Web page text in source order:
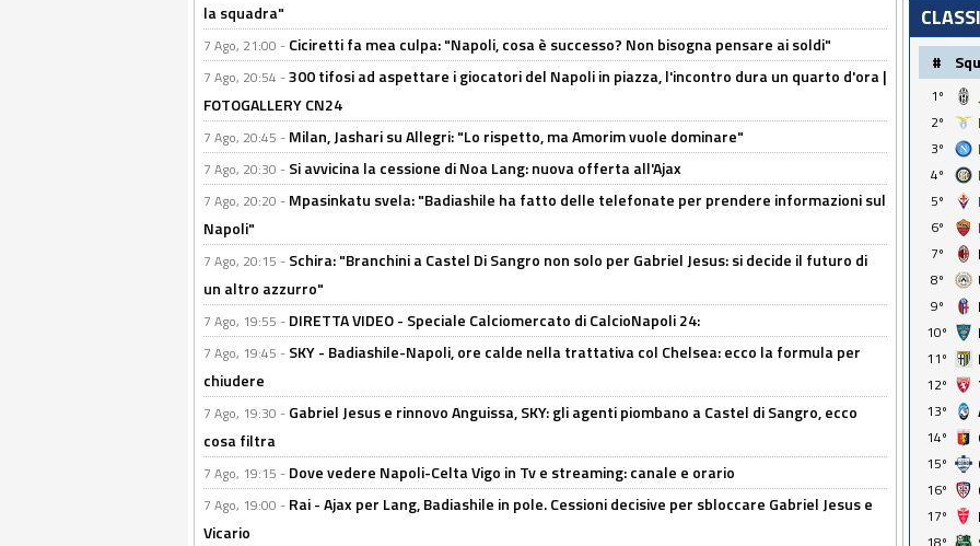
la squadra"
7 Ago, 21:00 - Ciciretti fa mea culpa: "Napoli, cosa è successo? Non bisogna pensare ai soldi"
7 Ago, 20:54 -300 tifosi ad aspettare i giocatori del Napoli in piazza, l'incontro dura un quarto d'ora |
FOTOGALLERY CN24
7 Ago, 20:45 - Milan, Jashari su Allegri: "Lo rispetto, ma Amorim vuole dominare"
7 Ago, 20:30 - Si avvicina la cessione di Noa Lang: nuova offerta all'Ajax
7 Ago, 20:20 - Mpasinkatu svela: "Badiashile ha fatto delle telefonate per prendere informazioni sul
Napoli"
7 Ago, 20:15 - Schira: "Branchini a Castel Di Sangro non solo per Gabriel Jesus: si decide il futuro di
un altro azzurro"
7 Ago, 19:55 - DIRETTA VIDEO - Speciale Calciomercato di CalcioNapoli 24:
7 Ago, 19:45 - SKY - Badiashile-Napoli, ore calde nella trattativa col Chelsea: ecco la formula per
chiudere
7 Ago, 19:30 - Gabriel Jesus e rinnovo Anguissa, SKY: gli agenti piombano a Castel di Sangro, ecco
cosa filtra
7 Ago, 19:15 - Dove vedere Napoli-Celta Vigo in Tv e streaming: canale e orario
7 Ago, 19:00 - Rai - Ajax per Lang, Badiashile in pole. Cessioni decisive per sbloccare Gabriel Jesus e
Vicario
#
1º
2º
3º
4º
5º
6º
7º
8º
9º
10º
11º
12º
13º
14º
15º
16º
17º